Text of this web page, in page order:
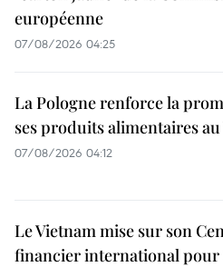
européenne
07/08/2026 04:25
La Pologne renforce la
ses produits alimentaires
07/08/2026 04:12
Le Vietnam mise sur son
financier international